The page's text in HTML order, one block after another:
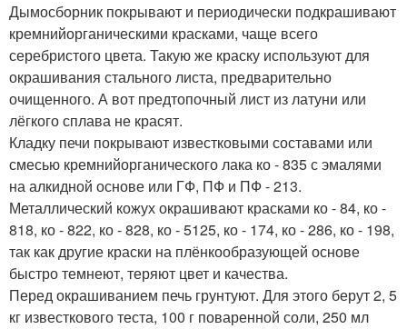
Дымосборник покрывают и периодически подкрашивают
кремнийорганическими красками, чаще всего
серебристого цвета. Такую же краску используют для
окрашивания стального листа, предварительно
очищенного. А вот предтопочный лист из латуни или
лёгкого сплава не красят.
Кладку печи покрывают известковыми составами или
смесью кремнийорганического лака ко - 835 с эмалями
на алкидной основе или ГФ, ПФ и ПФ - 213.
Металлический кожух окрашивают красками ко - 84, ко -
818, ко - 822, ко - 828, ко - 5125, ко - 174, ко - 286, ко - 198,
так как другие краски на плёнкообразующей основе
быстро темнеют, теряют цвет и качества.
Перед окрашиванием печь грунтуют. Для этого берут 2, 5
кг известкового теста, 100 г поваренной соли, 250 мл